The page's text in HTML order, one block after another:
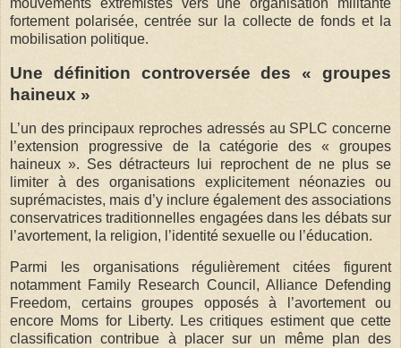
mouvements extrémistes vers une organisation militante
fortement polarisée, centrée sur la collecte de fonds et la
mobilisation politique.
Une définition controversée des « groupes
haineux »
L’un des principaux reproches adressés au SPLC concerne
l’extension progressive de la catégorie des « groupes
haineux ». Ses détracteurs lui reprochent de ne plus se
limiter à des organisations explicitement néonazies ou
suprémacistes, mais d’y inclure également des associations
conservatrices traditionnelles engagées dans les débats sur
l’avortement, la religion, l’identité sexuelle ou l’éducation.
Parmi les organisations régulièrement citées figurent
notamment Family Research Council, Alliance Defending
Freedom, certains groupes opposés à l’avortement ou
encore Moms for Liberty. Les critiques estiment que cette
classification contribue à placer sur un même plan des